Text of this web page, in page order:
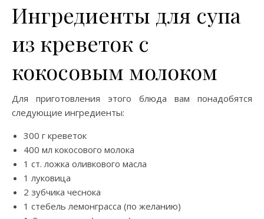
Ингредиенты для супа
из креветок с
кокосовым молоком
Для приготовления этого блюда вам понадобятся
следующие ингредиенты:
300 г креветок
400 мл кокосового молока
1 ст. ложка оливкового масла
1 луковица
2 зубчика чеснока
1 стебель лемонграсса (по желанию)